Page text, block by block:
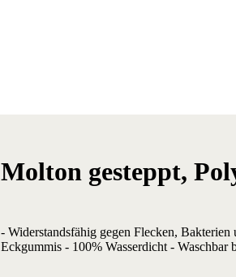
Molton gesteppt,
- Widerstandsfähig gegen Flecken,
Eckgummis - 100% Wasserdicht - Waschbar